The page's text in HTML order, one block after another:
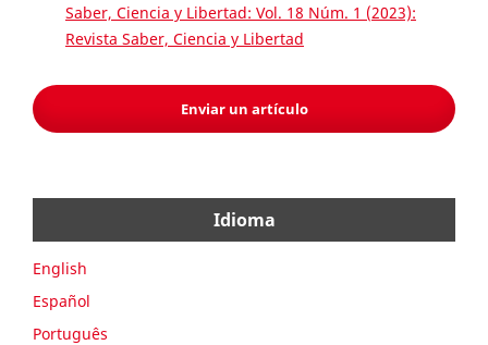
Saber, Ciencia y Libertad: Vol. 18 Núm. 1 (2023):
Revista Saber, Ciencia y Libertad
Enviar un artículo
Idioma
English
Español
Português